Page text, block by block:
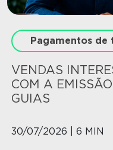
Pagamentos de
VENDAS
COM A
GUIAS
30/07/2026 | 6 MIN